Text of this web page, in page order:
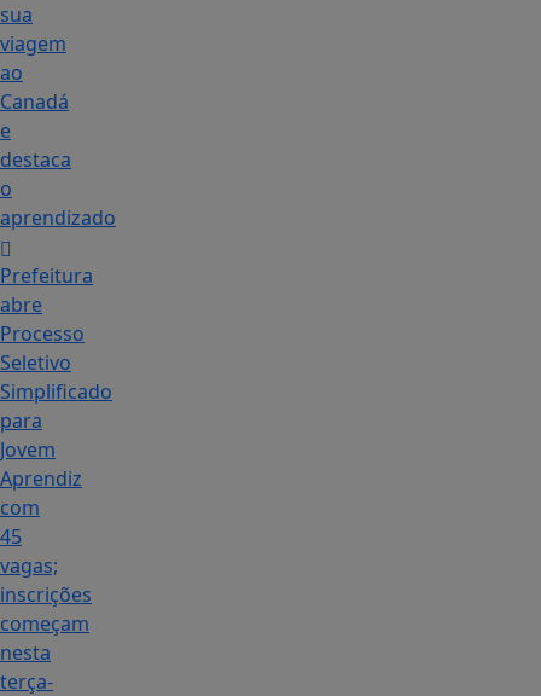
sua
viagem
ao
Canadá
e
destaca
o
aprendizado
Prefeitura
abre
Processo
Seletivo
Simplificado
para
Jovem
Aprendiz
com
45
vagas;
inscrições
começam
nesta
terça-